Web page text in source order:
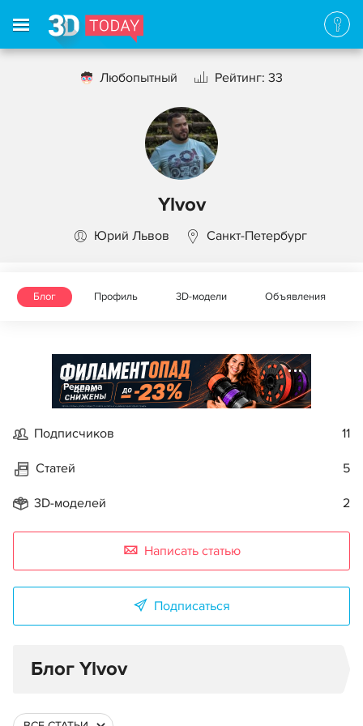
Любопытный Рейтинг: 33
Ylvov
Юрий Львов Санкт-Петербург
Блог Профиль 3D-модели Объявления
Реклама
Подписчиков 11
Статей 5
3D-моделей 2
Написать статью
Подписаться
Блог Ylvov